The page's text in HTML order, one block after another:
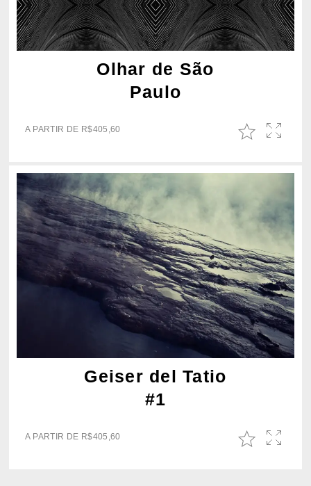
Olhar de São
Paulo
A PARTIR DE R$405,60
Geiser del Tatio
#1
A PARTIR DE R$405,60